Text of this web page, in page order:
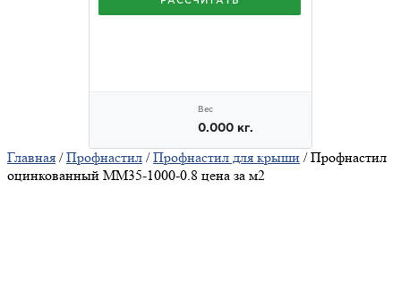
Главная /Профнастил /Профнастил для крыши / Профнастил
оцинкованный ММ35-1000-0.8 цена за м2